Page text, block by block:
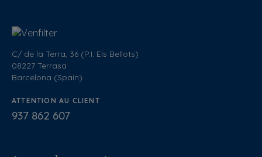
C/ de la Terra, 36 (P.I. Els Bellots)
08227 Terrasa
Barcelona (Spain)
ATTENTION AU CLIENT
937 862 607